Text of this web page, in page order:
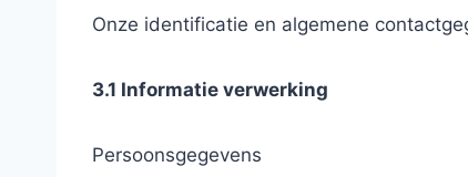
Onze identificatie en algemene
3.1 Informatie verwerking
Persoonsgegevens